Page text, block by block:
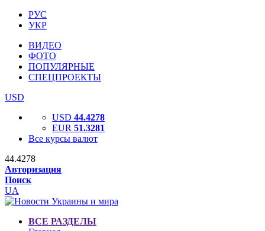
РУС
УКР
ВИДЕО
ФОТО
ПОПУЛЯРНЫЕ
СПЕЦПРОЕКТЫ
USD
USD 44.4278
EUR 51.3281
Все курсы валют
44.4278
Авторизация
Поиск
UA
ВСЕ РАЗДЕЛЫ